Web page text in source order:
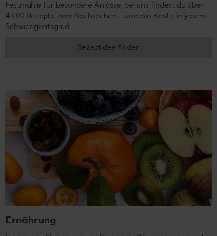
Festmahle für besondere Anlässe, bei uns findest du über
4.000 Rezepte zum Nachkochen – und das Beste: in jedem
Schwierigkeitsgrad.
Rezeptidee finden
Ernährung